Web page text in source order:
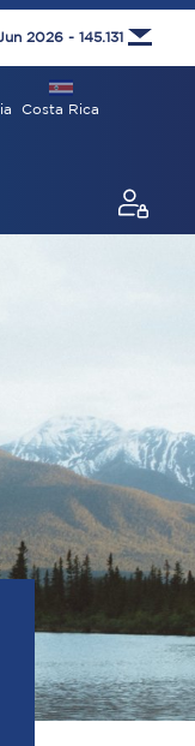
2026 - 145.131
Costa Rica